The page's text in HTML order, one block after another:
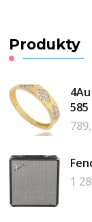
Produkty
585
1